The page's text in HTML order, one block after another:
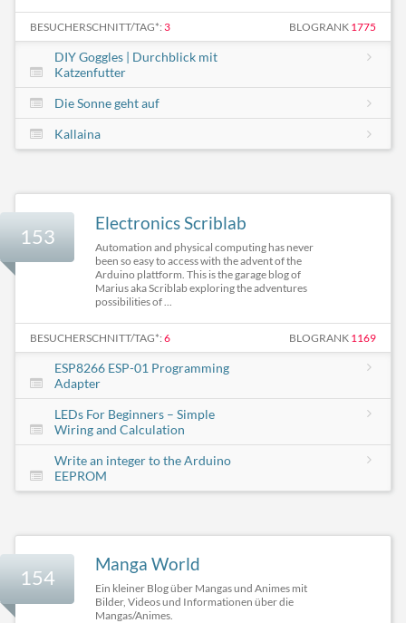
BESUCHERSCHNITT/TAG*: 3 BLOGRANK 1775
DIY Goggles | Durchblick mit
Katzenfutter
Die Sonne geht auf
Kallaina
153
Electronics Scriblab
Automation and physical computing has never
been so easy to access with the advent of the
Arduino plattform. This is the garage blog of
Marius aka Scriblab exploring the adventures
possibilities of ...
BESUCHERSCHNITT/TAG*: 6 BLOGRANK 1169
ESP8266 ESP-01 Programming
Adapter
LEDs For Beginners – Simple
Wiring and Calculation
Write an integer to the Arduino
EEPROM
154
Manga World
Ein kleiner Blog über Mangas und Animes mit
Bilder, Videos und Informationen über die
Mangas/Animes.